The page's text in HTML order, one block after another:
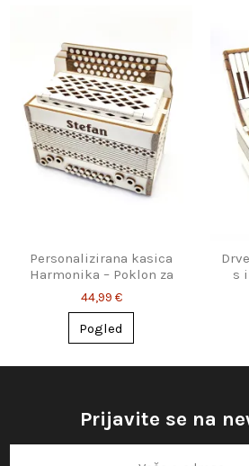
Personalizirana kasica
Harmonika – Poklon za
glazbenike
44,99 €
Pogled
s
Prijavite se na